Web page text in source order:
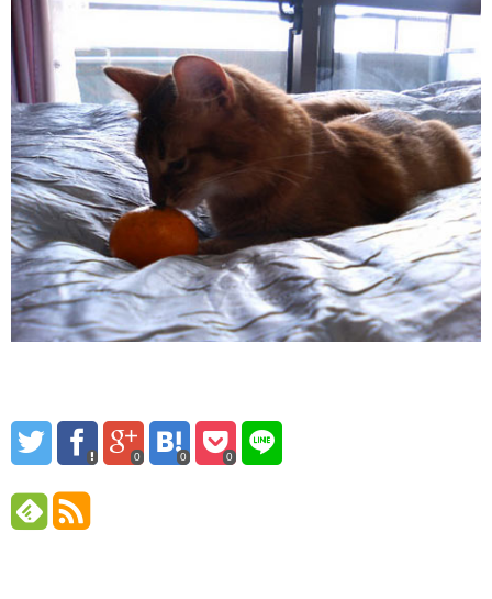
0 0 0